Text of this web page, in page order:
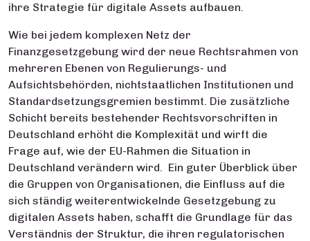
ihre Strategie für digitale Assets aufbauen.
Wie bei jedem komplexen Netz der
Finanzgesetzgebung wird der neue Rechtsrahmen von
mehreren Ebenen von Regulierungs- und
Aufsichtsbehörden, nichtstaatlichen Institutionen und
Standardsetzungsgremien bestimmt. Die zusätzliche
Schicht bereits bestehender Rechtsvorschriften in
Deutschland erhöht die Komplexität und wirft die
Frage auf, wie der EU-Rahmen die Situation in
Deutschland verändern wird. Ein guter Überblick über
die Gruppen von Organisationen, die Einfluss auf die
sich ständig weiterentwickelnde Gesetzgebung zu
digitalen Assets haben, schafft die Grundlage für das
Verständnis der Struktur, die ihren regulatorischen